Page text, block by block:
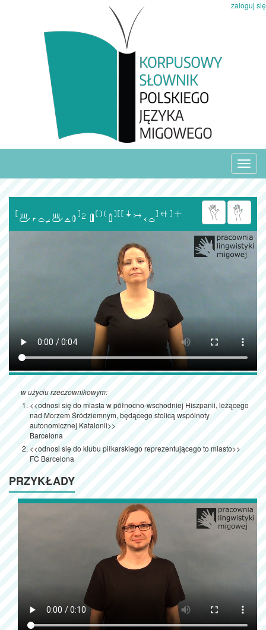
zaloguj się

w użyciu rzeczownikowym:
<<odnosi się do miasta w północno-wschodniej Hiszpanii, leżącego
nad Morzem Śródziemnym, będącego stolicą wspólnoty
autonomicznej Katalonii>>
Barcelona
<<odnosi się do klubu piłkarskiego reprezentującego to miasto>>
FC Barcelona
PRZYKŁADY